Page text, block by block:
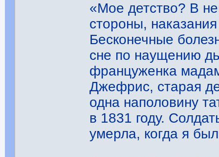
«Мое детство? В
стороны,
Бесконечные
сне по наущению
француженка
Джефрис, старая
одна наполовину
в 1831 году.
умерла, когда я